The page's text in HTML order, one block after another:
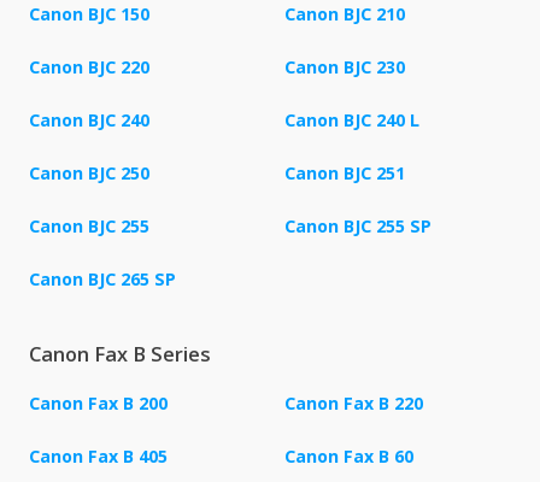
Canon BJC 150 Canon BJC 210
Canon BJC 220 Canon BJC 230
Canon BJC 240 Canon BJC 240 L
Canon BJC 250 Canon BJC 251
Canon BJC 255 Canon BJC 255 SP
Canon BJC 265 SP
Canon Fax B Series
Canon Fax B 200 Canon Fax B 220
Canon Fax B 405 Canon Fax B 60